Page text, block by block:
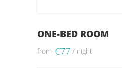
ONE-BED ROOM
from €77 / night